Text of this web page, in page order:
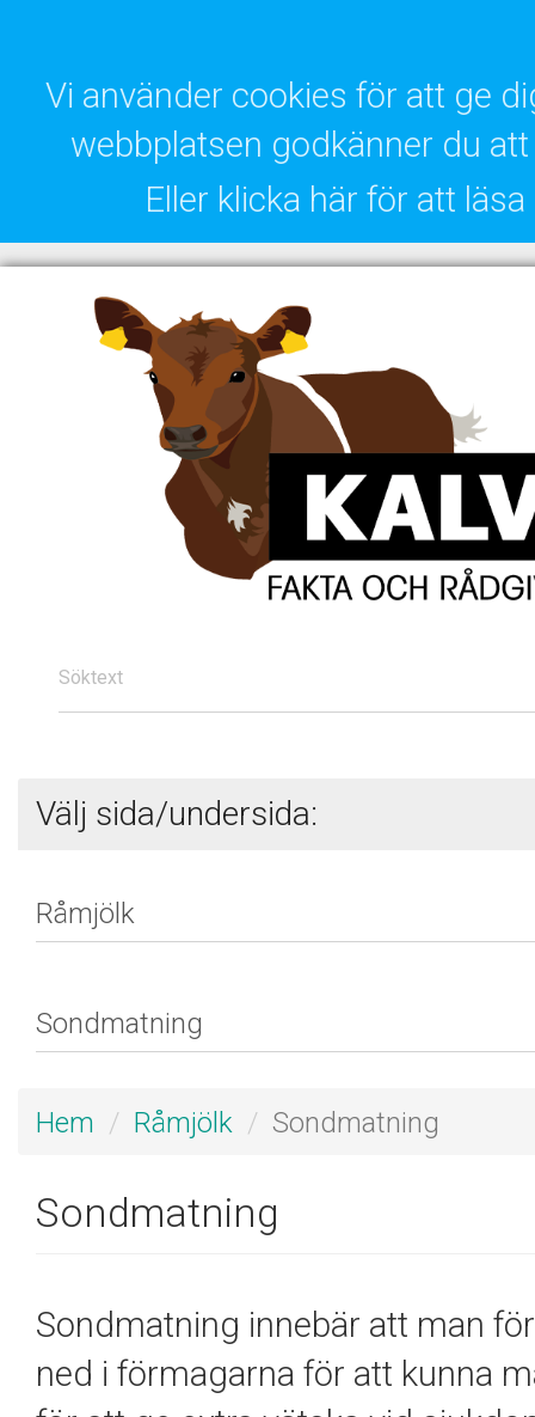
Vi använder cookies för att ge
webbplatsen godkänner du
Eller klicka här för att
Söktext
Välj sida/undersida:
Hem Råmjölk Sondmatning
Sondmatning
Sondmatning innebär att man
ned i förmagarna för att kunna